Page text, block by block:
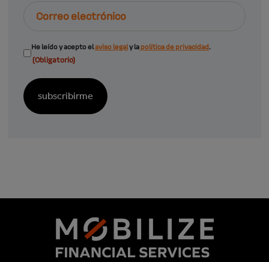
Consentimiento
(Obligatorio)
He leído y acepto elaviso legaly la política de privacidad.
(Obligatorio)